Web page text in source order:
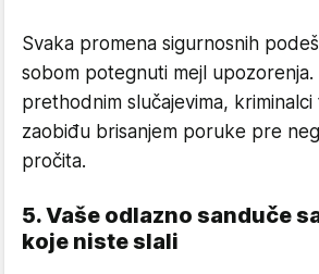
Svaka promena sigurnosnih
sobom potegnuti mejl upozorenja.
prethodnim slučajevima,
zaobiđu brisanjem poruke pre
pročita.
5. Vaše odlazno sanduče
koje niste slali